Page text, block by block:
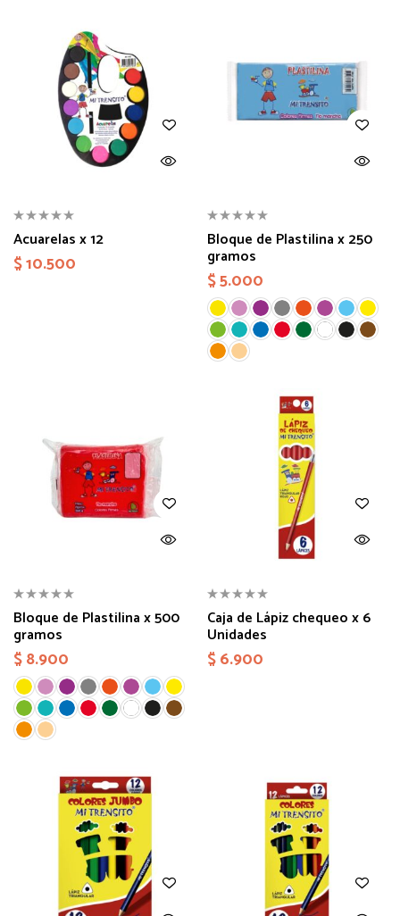
Acuarelas x 12
$10.500
Bloque de Plastilina x 250
gramos
$5.000
Bloque de Plastilina x 500
gramos
$8.900
Caja de Lápiz chequeo x 6
Unidades
$6.900